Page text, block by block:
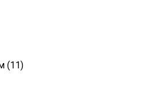
(11)